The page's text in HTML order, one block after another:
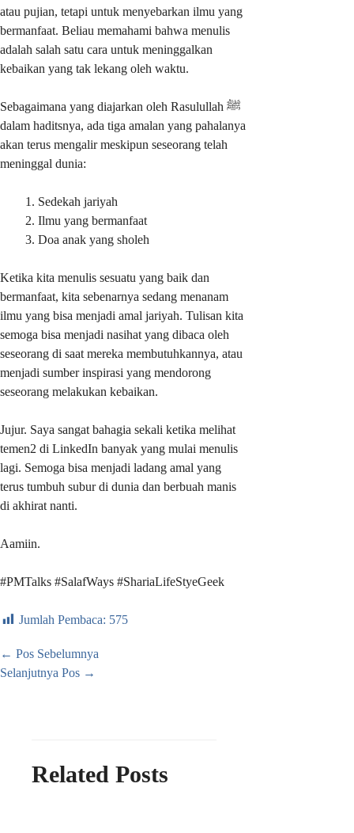
atau pujian, tetapi untuk menyebarkan ilmu yang
bermanfaat. Beliau memahami bahwa menulis
adalah salah satu cara untuk meninggalkan
kebaikan yang tak lekang oleh waktu.
Sebagaimana yang diajarkan oleh Rasulullah ﷺ
dalam haditsnya, ada tiga amalan yang pahalanya
akan terus mengalir meskipun seseorang telah
meninggal dunia:
Sedekah jariyah
Ilmu yang bermanfaat
Doa anak yang sholeh
Ketika kita menulis sesuatu yang baik dan
bermanfaat, kita sebenarnya sedang menanam
ilmu yang bisa menjadi amal jariyah. Tulisan kita
semoga bisa menjadi nasihat yang dibaca oleh
seseorang di saat mereka membutuhkannya, atau
menjadi sumber inspirasi yang mendorong
seseorang melakukan kebaikan.
Jujur. Saya sangat bahagia sekali ketika melihat
temen2 di LinkedIn banyak yang mulai menulis
lagi. Semoga bisa menjadi ladang amal yang
terus tumbuh subur di dunia dan berbuah manis
di akhirat nanti.
Aamiin.
#PMTalks #SalafWays #ShariaLifeStyeGeek
Jumlah Pembaca: 575
← Pos Sebelumnya
Selanjutnya Pos →
Related Posts